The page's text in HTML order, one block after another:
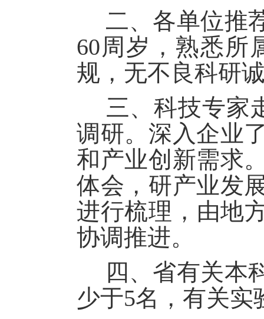
二、各单位推
60周岁，熟悉所
规，无不良科研
三、科技专家
调研。深入企业
和产业创新需求
体会，研产业发
进行梳理，由地
协调推进。
四、省有关本
少于5名，有关实